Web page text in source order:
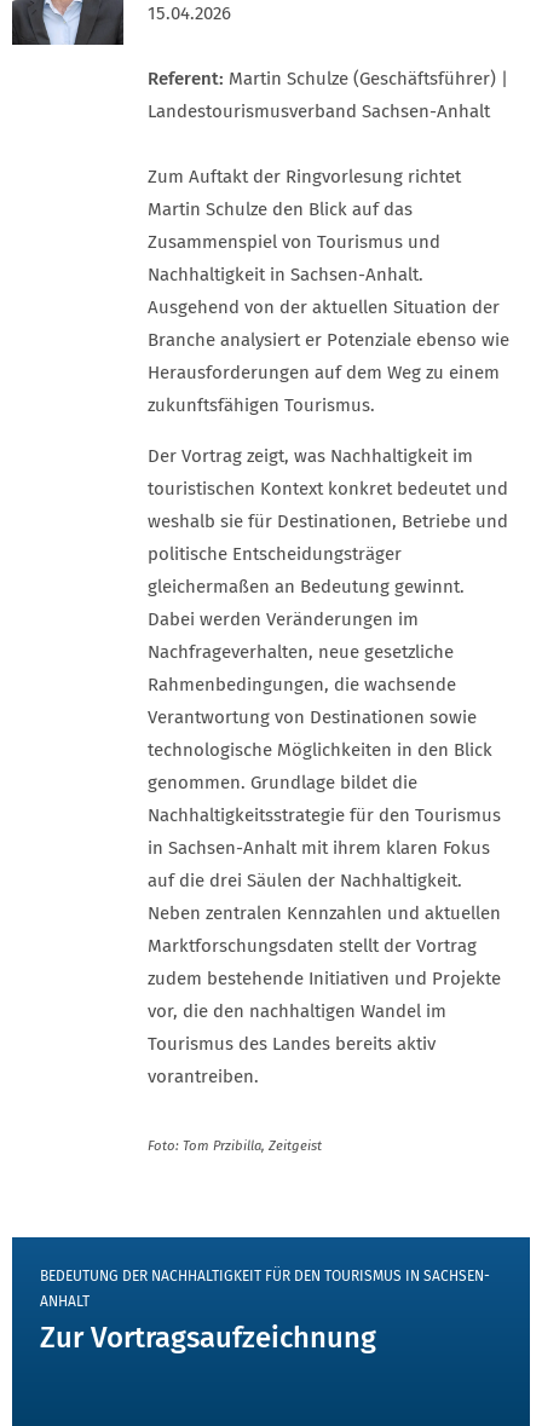
15.04.2026
Referent: Martin Schulze (Geschäftsführer) |
Landestourismusverband Sachsen-Anhalt
Zum Auftakt der Ringvorlesung richtet
Martin Schulze den Blick auf das
Zusammenspiel von Tourismus und
Nachhaltigkeit in Sachsen-Anhalt.
Ausgehend von der aktuellen Situation der
Branche analysiert er Potenziale ebenso wie
Herausforderungen auf dem Weg zu einem
zukunftsfähigen Tourismus.
Der Vortrag zeigt, was Nachhaltigkeit im
touristischen Kontext konkret bedeutet und
weshalb sie für Destinationen, Betriebe und
politische Entscheidungsträger
gleichermaßen an Bedeutung gewinnt.
Dabei werden Veränderungen im
Nachfrageverhalten, neue gesetzliche
Rahmenbedingungen, die wachsende
Verantwortung von Destinationen sowie
technologische Möglichkeiten in den Blick
genommen. Grundlage bildet die
Nachhaltigkeitsstrategie für den Tourismus
in Sachsen-Anhalt mit ihrem klaren Fokus
auf die drei Säulen der Nachhaltigkeit.
Neben zentralen Kennzahlen und aktuellen
Marktforschungsdaten stellt der Vortrag
zudem bestehende Initiativen und Projekte
vor, die den nachhaltigen Wandel im
Tourismus des Landes bereits aktiv
vorantreiben.
Foto: Tom Przibilla, Zeitgeist
BEDEUTUNG DER NACHHALTIGKEIT FÜR DEN TOURISMUS IN SACHSEN-
ANHALT
Zur Vortragsaufzeichnung